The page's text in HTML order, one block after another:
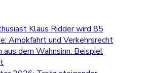
Klaus Ridder wird 85
Amokfahrt und Verkehrsrecht
aus dem Wahnsinn: Beispiel